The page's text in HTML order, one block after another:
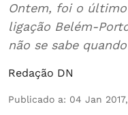
Ontem, foi o
ligação Belém-
não se sabe
Redação DN
Publicado a: 04 Jan